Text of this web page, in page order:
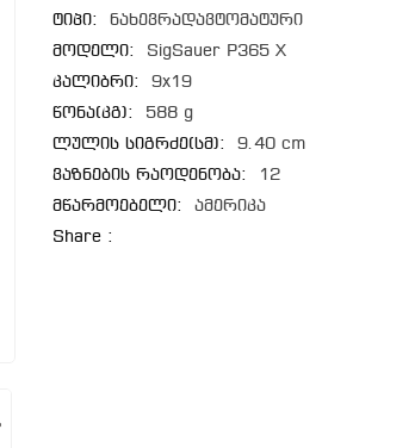
ტიპი:
ნახევრადავტომატური
მოდელი:
SigSauer P365 X
კალიბრი:
9x19
წონა(კგ):
588 g
ლულის სიგრძე(სმ):
9.40 cm
ვაზნების რაოდენობა:
12
მწარმოებელი:
ამერიკა
Share :